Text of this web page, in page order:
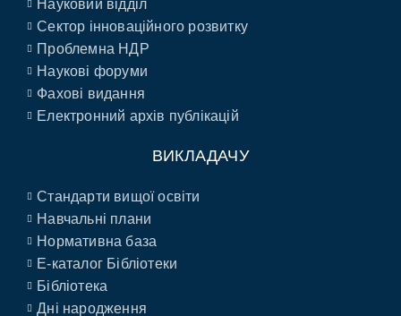
Науковий відділ
Сектор інноваційного розвитку
Проблемна НДР
Наукові форуми
Фахові видання
Електронний архів публікацій
ВИКЛАДАЧУ
Стандарти вищої освіти
Навчальні плани
Нормативна база
E-каталог Бібліотеки
Бібліотека
Дні народження